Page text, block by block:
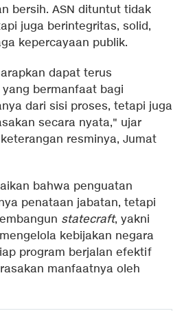
bersih. ASN dituntut tidak
juga berintegritas, solid,
kepercayaan publik.
dapat terus
bermanfaat bagi
dari sisi proses, tetapi juga
secara nyata," ujar
resminya, Jumat
bahwa penguatan
penataan jabatan, tetapi
statecraft, yakni
kebijakan negara
program berjalan efektif
manfaatnya oleh